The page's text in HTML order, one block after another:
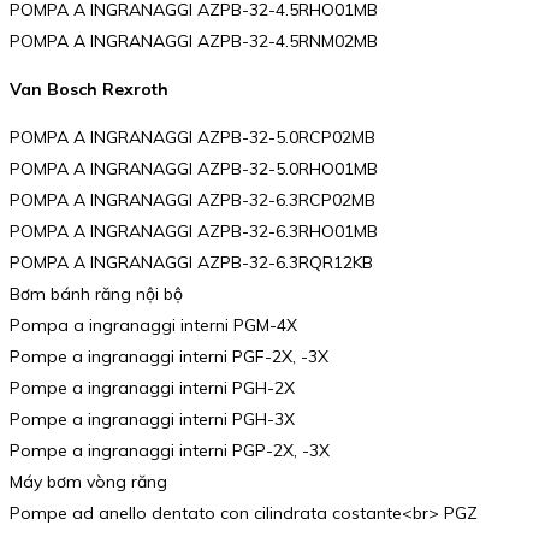
POMPA A INGRANAGGI AZPB-32-4.5RHO01MB
POMPA A INGRANAGGI AZPB-32-4.5RNM02MB
Van Bosch Rexroth
POMPA A INGRANAGGI AZPB-32-5.0RCP02MB
POMPA A INGRANAGGI AZPB-32-5.0RHO01MB
POMPA A INGRANAGGI AZPB-32-6.3RCP02MB
POMPA A INGRANAGGI AZPB-32-6.3RHO01MB
POMPA A INGRANAGGI AZPB-32-6.3RQR12KB
Bơm bánh răng nội bộ
Pompa a ingranaggi interni PGM-4X
Pompe a ingranaggi interni PGF-2X, -3X
Pompe a ingranaggi interni PGH-2X
Pompe a ingranaggi interni PGH-3X
Pompe a ingranaggi interni PGP-2X, -3X
Máy bơm vòng răng
Pompe ad anello dentato con cilindrata costante<br> PGZ